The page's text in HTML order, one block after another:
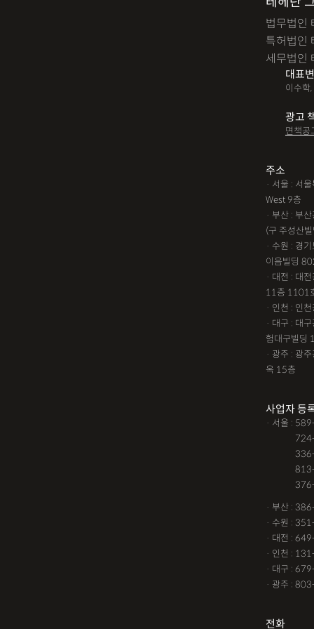
법무법인
특허법인
세무법인
대표
이수학
광고
면책공
주소
· 서울 : 서
West 9층
· 부산 : 부
(구 주성산
· 수원 : 경
이음빌딩
· 대전 : 대
11층 1101
· 인천 : 인
· 대구 : 대
험대구빌딩
· 광주 : 광
옥 15층
사업자 등
· 서울 :
· 부산 :
· 수원 :
· 대전 :
· 인천 :
· 대구 :
· 광주 :
전화